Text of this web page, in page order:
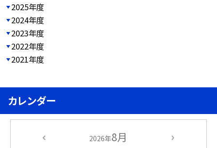
2025年度
2024年度
2023年度
2022年度
2021年度
カレンダー
2026年8月